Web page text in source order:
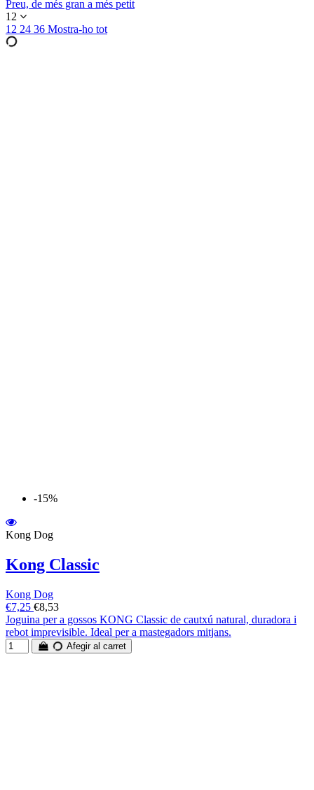
Preu, de més gran a més petit
12
12 24 36 Mostra-ho tot
-15%
Kong Dog
Kong Classic
Kong Dog
€7,25 €8,53
Joguina per a gossos KONG Classic de cautxú natural, duradora i
rebot imprevisible. Ideal per a mastegadors mitjans.
Afegir al carret